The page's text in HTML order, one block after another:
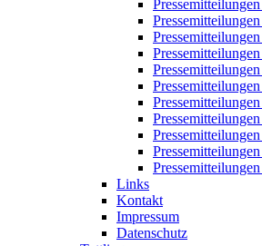
Pressemitteilungen
Pressemitteilungen
Links
Kontakt
Impressum
Datenschutz